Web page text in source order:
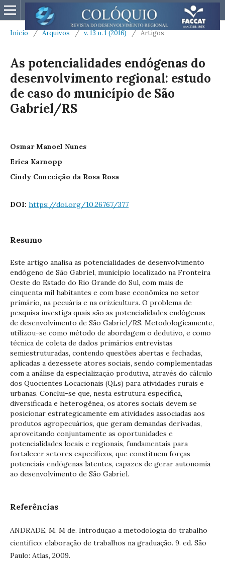
Início / Arquivos / v. 13 n. 1 (2016) / Artigos
As potencialidades endógenas do
desenvolvimento regional: estudo
de caso do município de São
Gabriel/RS
Osmar Manoel Nunes
Erica Karnopp
Cindy Conceição da Rosa Rosa
DOI: https://doi.org/10.26767/377
Resumo
Este artigo analisa as potencialidades de desenvolvimento
endógeno de São Gabriel, município localizado na Fronteira
Oeste do Estado do Rio Grande do Sul, com mais de
cinquenta mil habitantes e com base econômica no setor
primário, na pecuária e na orizicultura. O problema de
pesquisa investiga quais são as potencialidades endógenas
de desenvolvimento de São Gabriel/RS. Metodologicamente,
utilizou-se como método de abordagem o dedutivo, e como
técnica de coleta de dados primários entrevistas
semiestruturadas, contendo questões abertas e fechadas,
aplicadas a dezessete atores sociais, sendo complementadas
com a análise da especialização produtiva, através do cálculo
dos Quocientes Locacionais (QLs) para atividades rurais e
urbanas. Conclui-se que, nesta estrutura específica,
diversificada e heterogênea, os atores sociais devem se
posicionar estrategicamente em atividades associadas aos
produtos agropecuários, que geram demandas derivadas,
aproveitando conjuntamente as oportunidades e
potencialidades locais e regionais, fundamentais para
fortalecer setores específicos, que constituem forças
potenciais endógenas latentes, capazes de gerar autonomia
ao desenvolvimento de São Gabriel.
Referências
ANDRADE, M. M de. Introdução a metodologia do trabalho
cientifico: elaboração de trabalhos na graduação. 9. ed. São
Paulo: Atlas, 2009.